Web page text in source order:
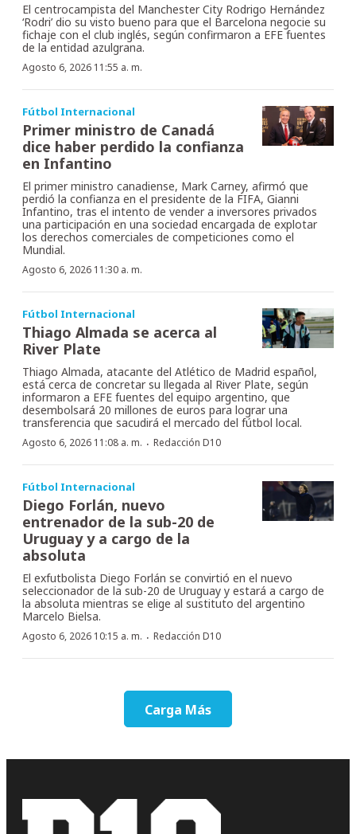
El centrocampista del Manchester City Rodrigo Hernández
‘Rodri’ dio su visto bueno para que el Barcelona negocie su
fichaje con el club inglés, según confirmaron a EFE fuentes
de la entidad azulgrana.
Agosto 6, 2026 11:55 a. m.
Fútbol Internacional
Primer ministro de Canadá
dice haber perdido la confianza
en Infantino
El primer ministro canadiense, Mark Carney, afirmó que
perdió la confianza en el presidente de la FIFA, Gianni
Infantino, tras el intento de vender a inversores privados
una participación en una sociedad encargada de explotar
los derechos comerciales de competiciones como el
Mundial.
Agosto 6, 2026 11:30 a. m.
Fútbol Internacional
Thiago Almada se acerca al
River Plate
Thiago Almada, atacante del Atlético de Madrid español,
está cerca de concretar su llegada al River Plate, según
informaron a EFE fuentes del equipo argentino, que
desembolsará 20 millones de euros para lograr una
transferencia que sacudirá el mercado del fútbol local.
Agosto 6, 2026 11:08 a. m. · Redacción D10
Fútbol Internacional
Diego Forlán, nuevo
entrenador de la sub-20 de
Uruguay y a cargo de la
absoluta
El exfutbolista Diego Forlán se convirtió en el nuevo
seleccionador de la sub-20 de Uruguay y estará a cargo de
la absoluta mientras se elige al sustituto del argentino
Marcelo Bielsa.
Agosto 6, 2026 10:15 a. m. · Redacción D10
Carga Más